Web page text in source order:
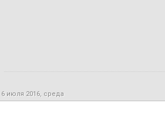
6 июля 2016, среда